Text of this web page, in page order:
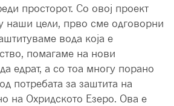
просторот. Со овој проект
наши цели, прво сме одговорни
вода која е
помагаме на нови
едрат, а со тоа многу порано
потребата за заштита на
на Охридското Езеро. Ова е